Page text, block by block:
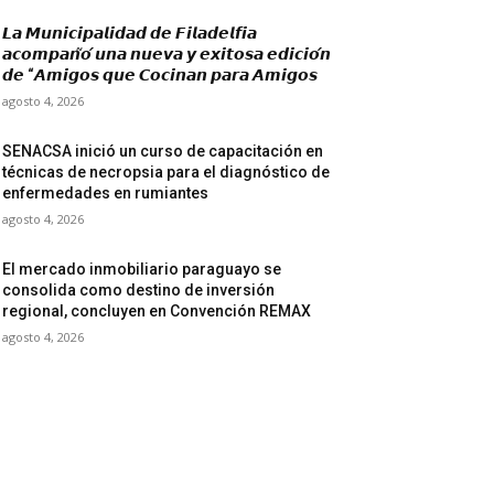
𝙇𝙖 𝙈𝙪𝙣𝙞𝙘𝙞𝙥𝙖𝙡𝙞𝙙𝙖𝙙 𝙙𝙚 𝙁𝙞𝙡𝙖𝙙𝙚𝙡𝙛𝙞𝙖
𝙖𝙘𝙤𝙢𝙥𝙖𝙣̃𝙤́ 𝙪𝙣𝙖 𝙣𝙪𝙚𝙫𝙖 𝙮 𝙚𝙭𝙞𝙩𝙤𝙨𝙖 𝙚𝙙𝙞𝙘𝙞𝙤́𝙣
𝙙𝙚 “𝘼𝙢𝙞𝙜𝙤𝙨 𝙦𝙪𝙚 𝘾𝙤𝙘𝙞𝙣𝙖𝙣 𝙥𝙖𝙧𝙖 𝘼𝙢𝙞𝙜𝙤𝙨
agosto 4, 2026
SENACSA inició un curso de capacitación en
técnicas de necropsia para el diagnóstico de
enfermedades en rumiantes
agosto 4, 2026
El mercado inmobiliario paraguayo se
consolida como destino de inversión
regional, concluyen en Convención REMAX
agosto 4, 2026